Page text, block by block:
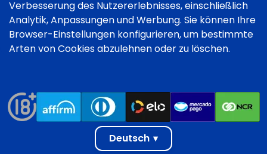
Verbesserung des Nutzererlebnisses, einschließlich
Analytik, Anpassungen und Werbung. Sie können Ihre
Browser-Einstellungen konfigurieren, um bestimmte
Arten von Cookies abzulehnen oder zu löschen.
Deutsch ▾